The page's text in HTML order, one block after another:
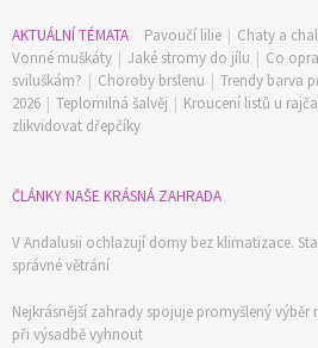
AKTUÁLNÍ TÉMATA Pavoučí lilie | Chaty a
Vonné muškáty | Jaké stromy do jílu | Co
sviluškám? | Choroby brslenu | Trendy barva
2026 | Teplomilná šalvěj | Kroucení listů u
zlikvidovat dřepčíky
ČLÁNKY NAŠE KRÁSNÁ ZAHRADA
V Andalusii ochlazují domy bez klimatizace.
správné větrání
Nejkrásnější zahrady spojuje promyšlený
při výsadbě vyhnout